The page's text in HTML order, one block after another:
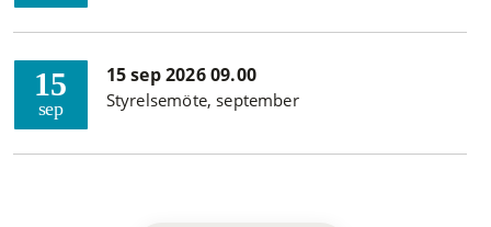
15
sep
15 sep 2026 09.00
Styrelsemöte, september